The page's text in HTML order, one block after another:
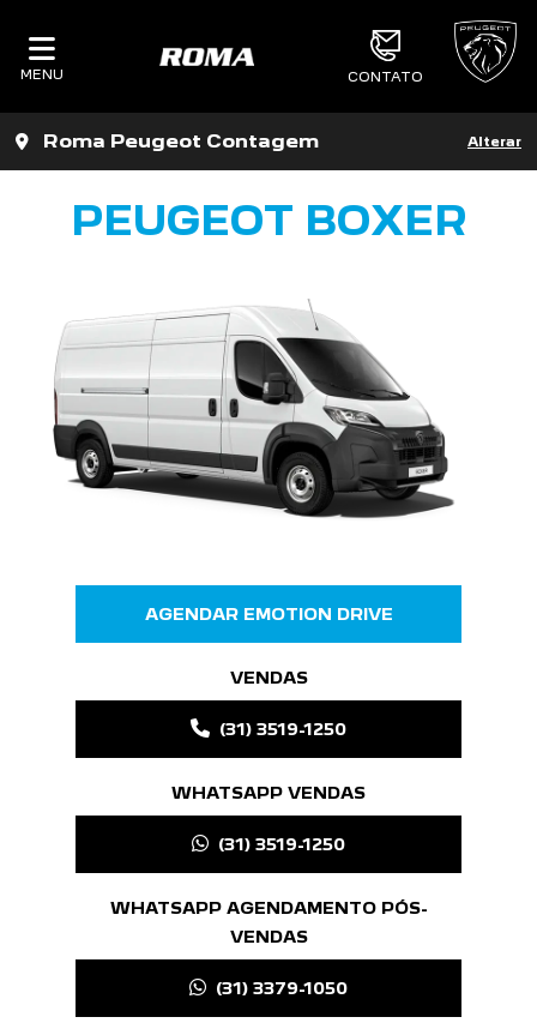
MENU CONTATO
Roma Peugeot Contagem Alterar
PEUGEOT BOXER
AGENDAR EMOTION DRIVE
VENDAS
(31) 3519-1250
WHATSAPP VENDAS
(31) 3519-1250
WHATSAPP AGENDAMENTO PÓS-
VENDAS
(31) 3379-1050